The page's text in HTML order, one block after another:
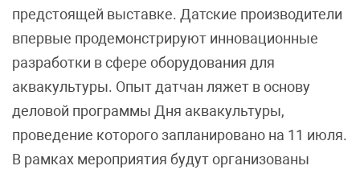
предстоящей выставке. Датские производители
впервые продемонстрируют инновационные
разработки в сфере оборудования для
аквакультуры. Опыт датчан ляжет в основу
деловой программы Дня аквакультуры,
проведение которого запланировано на 11 июля.
В рамках мероприятия будут организованы